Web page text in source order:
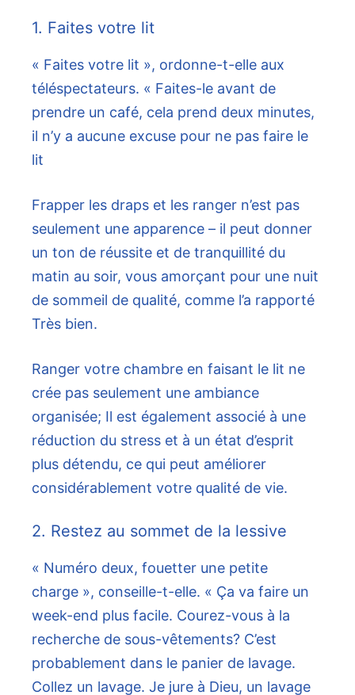
1. Faites votre lit
« Faites votre lit », ordonne-t-elle aux
téléspectateurs. « Faites-le avant de
prendre un café, cela prend deux minutes,
il n’y a aucune excuse pour ne pas faire le
lit
Frapper les draps et les ranger n’est pas
seulement une apparence – il peut donner
un ton de réussite et de tranquillité du
matin au soir, vous amorçant pour une nuit
de sommeil de qualité, comme l’a rapporté
Très bien.
Ranger votre chambre en faisant le lit ne
crée pas seulement une ambiance
organisée; Il est également associé à une
réduction du stress et à un état d’esprit
plus détendu, ce qui peut améliorer
considérablement votre qualité de vie.
2. Restez au sommet de la lessive
« Numéro deux, fouetter une petite
charge », conseille-t-elle. « Ça va faire un
week-end plus facile. Courez-vous à la
recherche de sous-vêtements? C’est
probablement dans le panier de lavage.
Collez un lavage. Je jure à Dieu, un lavage